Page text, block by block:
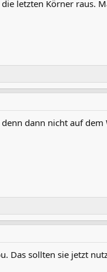
letzten Körner raus.
dann nicht auf
Das sollten sie jetzt